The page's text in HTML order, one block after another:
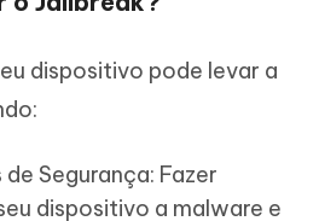
dispositivo pode levar a
Segurança: Fazer
dispositivo a malware e